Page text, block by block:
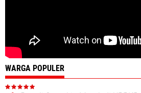
WARGA POPULER